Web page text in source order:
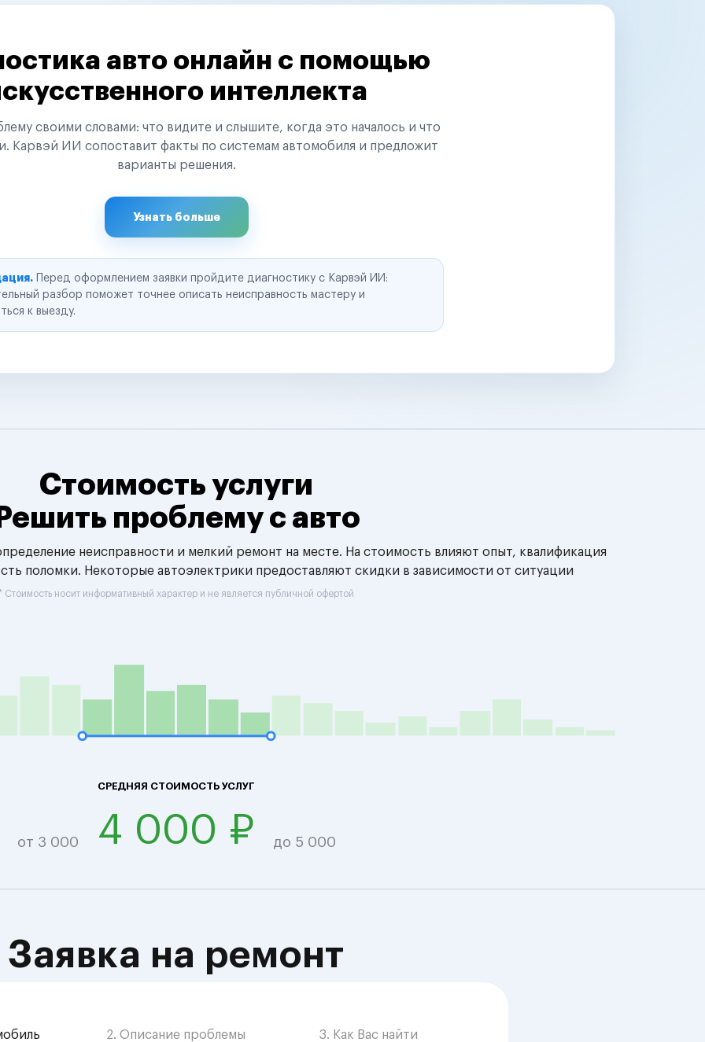
авто онлайн с помощью
интеллекта
своими словами: что видите и слышите, когда это началось и что
Карвэй ИИ сопоставит факты по системам автомобиля и предложит
варианты решения.
Узнать больше
Перед оформлением заявки пройдите диагностику с Карвэй ИИ:
разбор поможет точнее описать неисправность мастеру и
к выезду.
Стоимость услуги
Решить проблему с авто
неисправности и мелкий ремонт на месте. На стоимость влияют опыт, квалификация
поломки. Некоторые автоэлектрики предоставляют скидки в зависимости от ситуации
Стоимость носит информативный характер и не является публичной офертой
СРЕДНЯЯ СТОИМОСТЬ УСЛУГ
от 3 000 4 000 ₽ до 5 000
Заявка на ремонт
2. Описание проблемы 3. Как Вас найти